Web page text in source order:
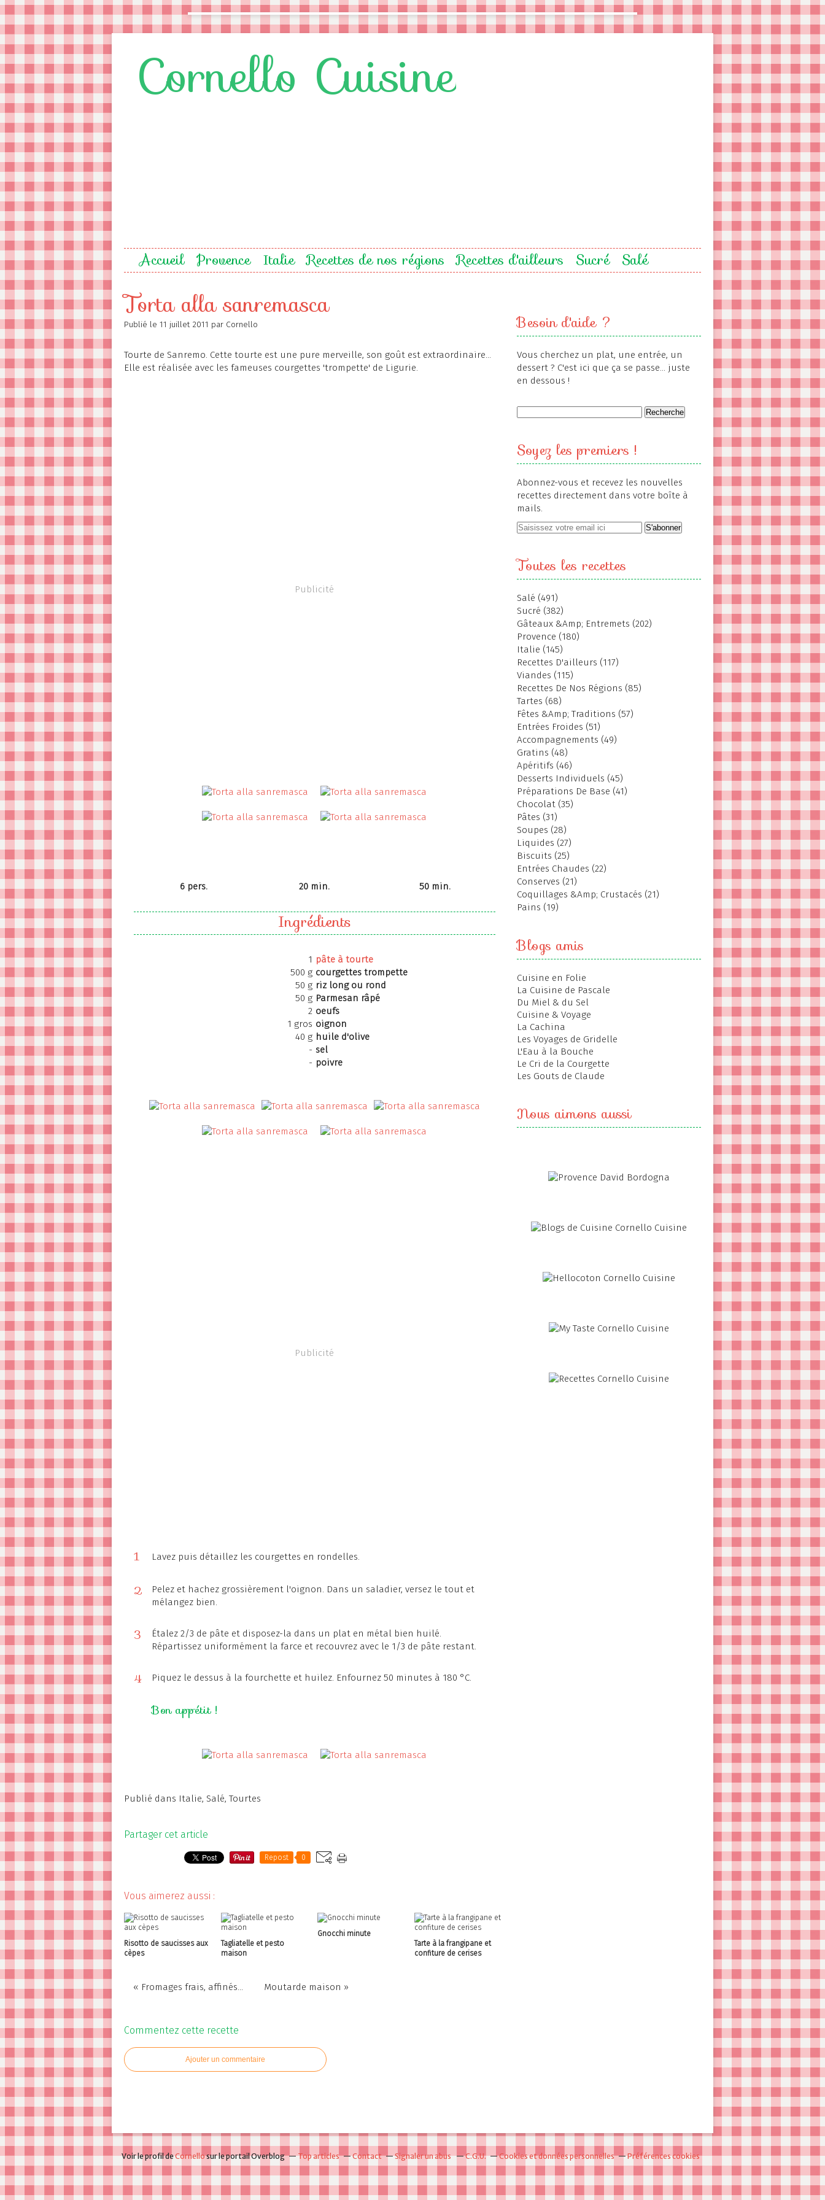
Cornello Cuisine
Accueil Provence Italie Recettes de nos régions Recettes d'ailleurs Sucré Salé
Torta alla sanremasca
Publié le 11 juillet 2011 par Cornello
Tourte de Sanremo. Cette tourte est une pure merveille, son goût est extraordinaire...
Elle est réalisée avec les fameuses courgettes 'trompette' de Ligurie.
Publicité
6 pers. 20 min. 50 min.
Ingrédients
1
500 g
50 g
50 g
2
1 gros
40 g
-
-
pâte à tourte
courgettes trompette
riz long ou rond
Parmesan râpé
oeufs
oignon
huile d'olive
sel
poivre
Publicité
1 Lavez puis détaillez les courgettes en rondelles.
2
Pelez et hachez grossièrement l'oignon. Dans un saladier, versez le tout et
mélangez bien.
3
Étalez 2/3 de pâte et disposez-la dans un plat en métal bien huilé.
Répartissez uniformément la farce et recouvrez avec le 1/3 de pâte restant.
4 Piquez le dessus à la fourchette et huilez. Enfournez 50 minutes à 180 °C.
Bon appétit !
Publié dans Italie, Salé, Tourtes
Partager cet article
Repost 0
Vous aimerez aussi :
Risotto de saucisses aux
cèpes
Tagliatelle et pesto
maison
Gnocchi minute
Tarte à la frangipane et
confiture de cerises
« Fromages frais, affinés... Moutarde maison »
Commentez cette recette
Ajouter un commentaire
Besoin d'aide ?
Vous cherchez un plat, une entrée, un
dessert ? C'est ici que ça se passe... juste
en dessous !
Soyez les premiers !
Abonnez-vous et recevez les nouvelles
recettes directement dans votre boîte à
mails.
Toutes les recettes
Salé (491)
Sucré (382)
Gâteaux &Amp; Entremets (202)
Provence (180)
Italie (145)
Recettes D'ailleurs (117)
Viandes (115)
Recettes De Nos Régions (85)
Tartes (68)
Fêtes &Amp; Traditions (57)
Entrées Froides (51)
Accompagnements (49)
Gratins (48)
Apéritifs (46)
Desserts Individuels (45)
Préparations De Base (41)
Chocolat (35)
Pâtes (31)
Soupes (28)
Liquides (27)
Biscuits (25)
Entrées Chaudes (22)
Conserves (21)
Coquillages &Amp; Crustacés (21)
Pains (19)
Blogs amis
Cuisine en Folie
La Cuisine de Pascale
Du Miel & du Sel
Cuisine & Voyage
La Cachina
Les Voyages de Gridelle
L'Eau à la Bouche
Le Cri de la Courgette
Les Gouts de Claude
Nous aimons aussi
Voir le profil deCornellosur le portail Overblog Top articles Contact Signaler un abus C.G.U. Cookies et données personnelles Préférences cookies